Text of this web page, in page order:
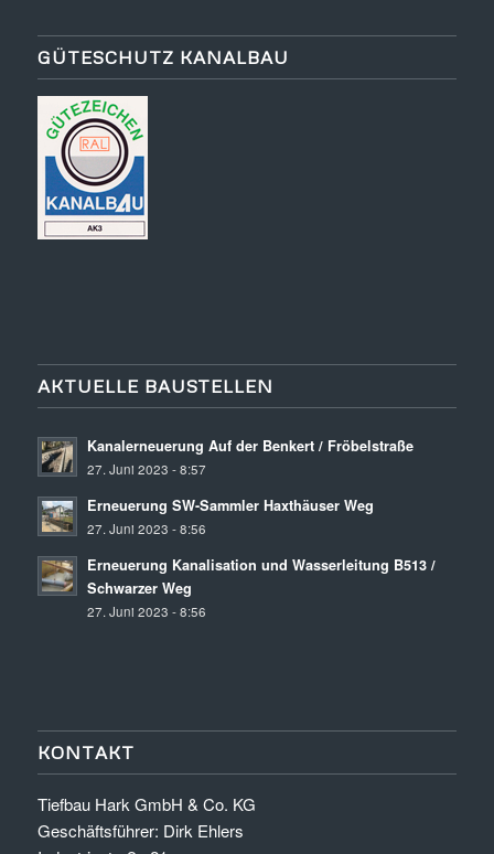
GÜTESCHUTZ KANALBAU
AKTUELLE BAUSTELLEN
Kanalerneuerung Auf der Benkert / Fröbelstraße
27. Juni 2023 - 8:57
Erneuerung SW-Sammler Haxthäuser Weg
27. Juni 2023 - 8:56
Erneuerung Kanalisation und Wasserleitung B513 /
Schwarzer Weg
27. Juni 2023 - 8:56
KONTAKT
Tiefbau Hark GmbH & Co. KG
Geschäftsführer: Dirk Ehlers